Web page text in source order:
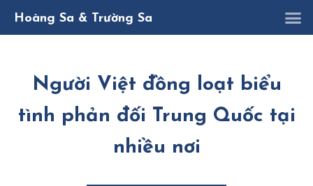
Hoàng Sa & Trường Sa
Người Việt đồng loạt biểu
tình phản đối Trung Quốc tại
nhiều nơi